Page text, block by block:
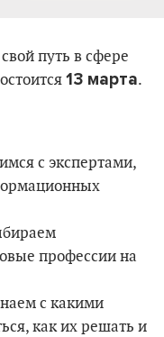
путь в сфере
13 марта.
с экспертами,
профессии на
с какими
как их решать и